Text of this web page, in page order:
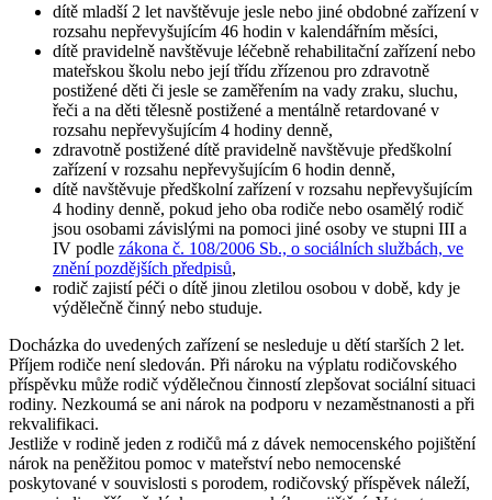
dítě mladší 2 let navštěvuje jesle nebo jiné obdobné zařízení v
rozsahu nepřevyšujícím 46 hodin v kalendářním měsíci,
dítě pravidelně navštěvuje léčebně rehabilitační zařízení nebo
mateřskou školu nebo její třídu zřízenou pro zdravotně
postižené děti či jesle se zaměřením na vady zraku, sluchu,
řeči a na děti tělesně postižené a mentálně retardované v
rozsahu nepřevyšujícím 4 hodiny denně,
zdravotně postižené dítě pravidelně navštěvuje předškolní
zařízení v rozsahu nepřevyšujícím 6 hodin denně,
dítě navštěvuje předškolní zařízení v rozsahu nepřevyšujícím
4 hodiny denně, pokud jeho oba rodiče nebo osamělý rodič
jsou osobami závislými na pomoci jiné osoby ve stupni III a
IV podle zákona č. 108/2006 Sb., o sociálních službách, ve
znění pozdějších předpisů,
rodič zajistí péči o dítě jinou zletilou osobou v době, kdy je
výdělečně činný nebo studuje.
Docházka do uvedených zařízení se nesleduje u dětí starších 2 let.
Příjem rodiče není sledován. Při nároku na výplatu rodičovského
příspěvku může rodič výdělečnou činností zlepšovat sociální situaci
rodiny. Nezkoumá se ani nárok na podporu v nezaměstnanosti a při
rekvalifikaci.
Jestliže v rodině jeden z rodičů má z dávek nemocenského pojištění
nárok na peněžitou pomoc v mateřství nebo nemocenské
poskytované v souvislosti s porodem, rodičovský příspěvek náleží,